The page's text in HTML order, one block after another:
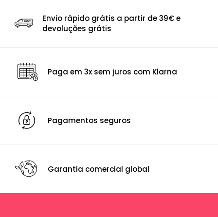
Envio rápido grátis a partir de 39€ e
devoluções grátis
Paga em 3x sem juros com Klarna
Pagamentos seguros
Garantia comercial global